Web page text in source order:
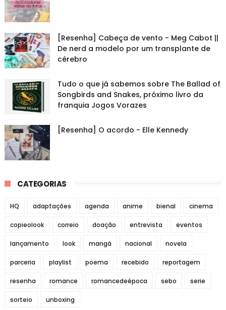
[Resenha] Cabeça de vento - Meg Cabot ||
De nerd a modelo por um transplante de
cérebro
Tudo o que já sabemos sobre The Ballad of
Songbirds and Snakes, próximo livro da
franquia Jogos Vorazes
[Resenha] O acordo - Elle Kennedy
CATEGORIAS
HQ adaptações agenda anime bienal cinema
copieolook correio doação entrevista eventos
lançamento look mangá nacional novela
parceria playlist poema recebido reportagem
resenha romance romancedeépoca sebo serie
sorteio unboxing